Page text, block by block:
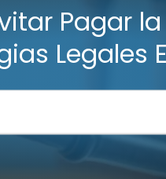
Pagar
Legales